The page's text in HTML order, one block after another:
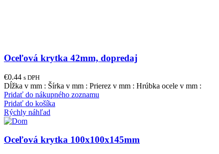
Oceľová krytka 42mm, dopredaj
€0.44 s DPH
Dĺžka v mm : Šírka v mm : Prierez v mm : Hrúbka ocele v mm :
Pridať do nákupného zoznamu
Pridať do košíka
Rýchly náhľad
Oceľová krytka 100x100x145mm